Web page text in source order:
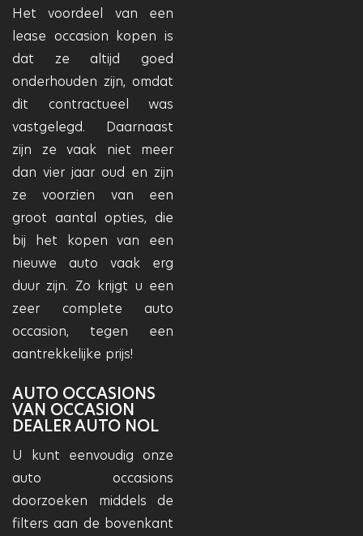
Het voordeel van een
lease occasion kopen is
dat ze altijd goed
onderhouden zijn, omdat
dit contractueel was
vastgelegd. Daarnaast
zijn ze vaak niet meer
dan vier jaar oud en zijn
ze voorzien van een
groot aantal opties, die
bij het kopen van een
nieuwe auto vaak erg
duur zijn. Zo krijgt u een
zeer complete auto
occasion, tegen een
aantrekkelijke prijs!
AUTO OCCASIONS
VAN OCCASION
DEALER AUTO NOL
U kunt eenvoudig onze
auto occasions
doorzoeken middels de
filters aan de bovenkant